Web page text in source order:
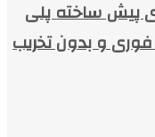
پیش ساخته پلی
و بدون تخریب